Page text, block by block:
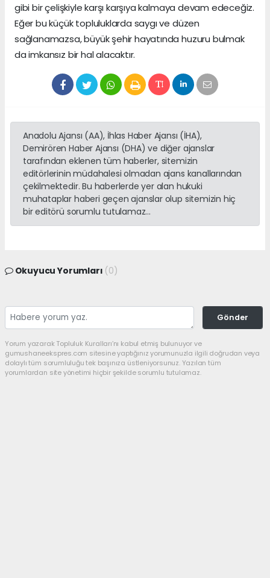
gibi bir çelişkiyle karşı karşıya kalmaya devam edeceğiz.
Eğer bu küçük topluluklarda saygı ve düzen
sağlanamazsa, büyük şehir hayatında huzuru bulmak
da imkansız bir hal alacaktır.
Anadolu Ajansı (AA), İhlas Haber Ajansı (İHA),
Demirören Haber Ajansı (DHA) ve diğer ajanslar
tarafından eklenen tüm haberler, sitemizin
editörlerinin müdahalesi olmadan ajans kanallarından
çekilmektedir. Bu haberlerde yer alan hukuki
muhataplar haberi geçen ajanslar olup sitemizin hiç
bir editörü sorumlu tutulamaz...
Okuyucu Yorumları (0)
Gönder
Yorum yazarak Topluluk Kuralları’nı kabul etmiş bulunuyor ve
gumushaneekspres.com sitesine yaptığınız yorumunuzla ilgili doğrudan veya
dolaylı tüm sorumluluğu tek başınıza üstleniyorsunuz. Yazılan tüm
yorumlardan site yönetimi hiçbir şekilde sorumlu tutulamaz.